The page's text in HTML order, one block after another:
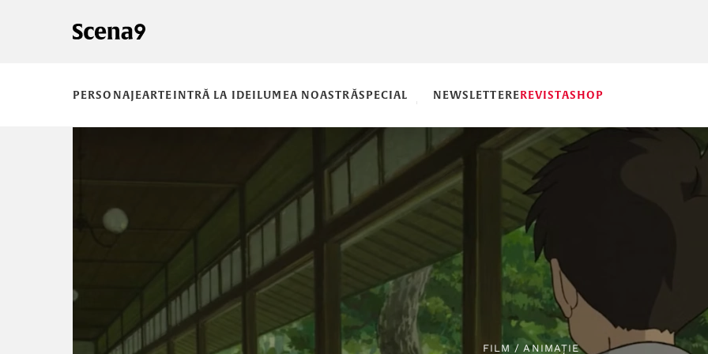
PERSONAJEARTEINTRĂ LA IDEILUMEA NOASTRĂSPECIAL NEWSLETTEREREVISTASHOP
FILM /ANIMAȚIE